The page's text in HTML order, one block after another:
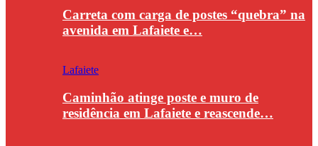
Carreta com carga de postes “quebra” na
avenida em Lafaiete e…
Lafaiete
Caminhão atinge poste e muro de
residência em Lafaiete e reascende…